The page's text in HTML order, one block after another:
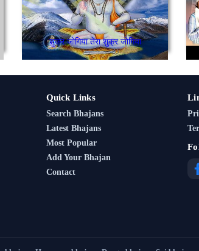
शुक्र जोगिया तेरा शुक्र जोगिया
Quick Links
Search Bhajans
Latest Bhajans
Most Popular
Add Your Bhajan
Contact